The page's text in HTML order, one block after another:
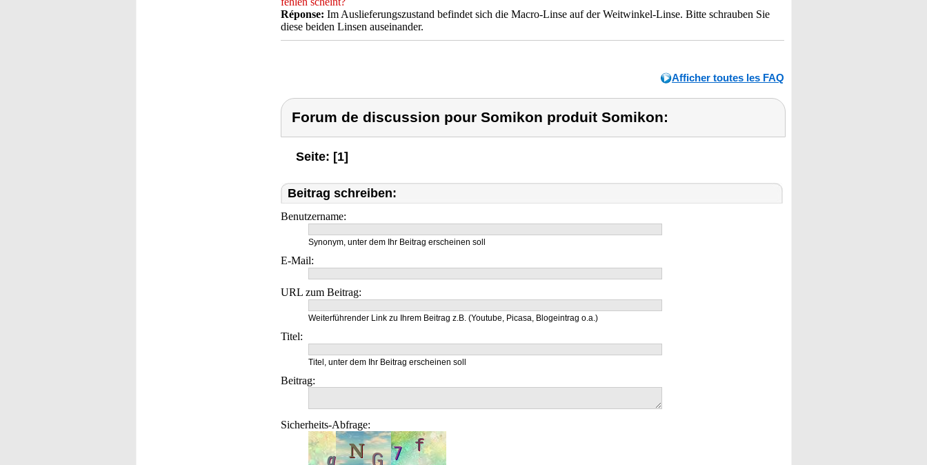
Réponse: Im Auslieferungszustand befindet sich die Macro-Linse auf der Weitwinkel-Linse. Bitte schrauben Sie
diese beiden Linsen auseinander.
Afficher toutes les FAQ
Forum de discussion pour Somikon produit Somikon:
Seite: [1]
Beitrag schreiben:
Benutzername:
Synonym, unter dem Ihr Beitrag erscheinen soll
E-Mail:
URL zum Beitrag:
Weiterführender Link zu Ihrem Beitrag z.B. (Youtube, Picasa, Blogeintrag o.a.)
Titel:
Titel, unter dem Ihr Beitrag erscheinen soll
Beitrag:
Sicherheits-Abfrage: